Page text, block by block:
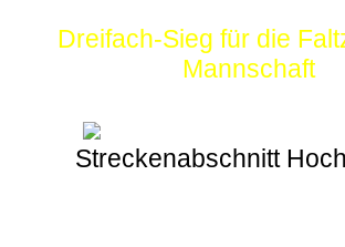
Dreifach-Sieg für die
Mannschaft
Streckenabschnitt